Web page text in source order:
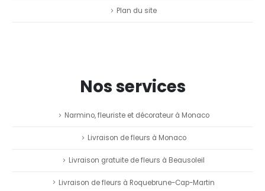
Plan du site
Nos services
Narmino, fleuriste et décorateur à Monaco
Livraison de fleurs à Monaco
Livraison gratuite de fleurs à Beausoleil
Livraison de fleurs à Roquebrune-Cap-Martin